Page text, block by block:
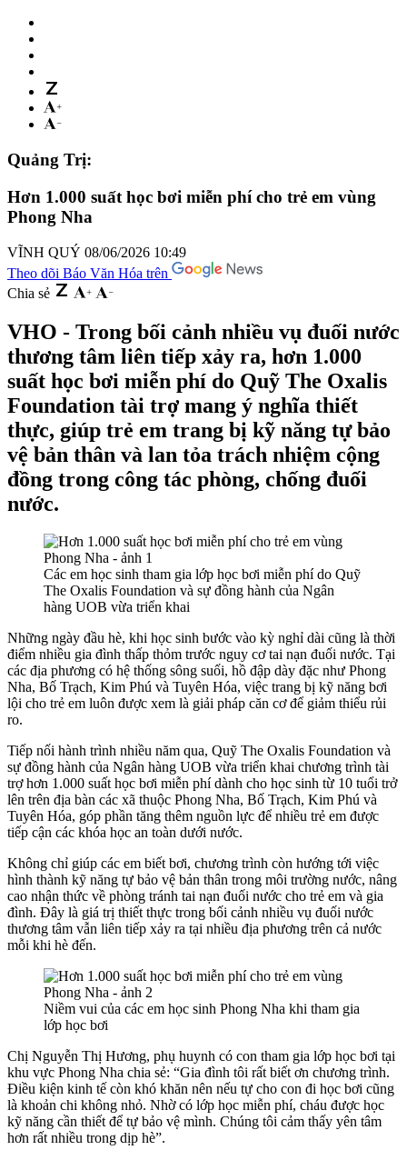
Quảng Trị:
Hơn 1.000 suất học bơi miễn phí cho trẻ em vùng
Phong Nha
VĨNH QUÝ 08/06/2026 10:49
Theo dõi Báo Văn Hóa trên
Chia sẻ
VHO - Trong bối cảnh nhiều vụ đuối nước
thương tâm liên tiếp xảy ra, hơn 1.000
suất học bơi miễn phí do Quỹ The Oxalis
Foundation tài trợ mang ý nghĩa thiết
thực, giúp trẻ em trang bị kỹ năng tự bảo
vệ bản thân và lan tỏa trách nhiệm cộng
đồng trong công tác phòng, chống đuối
nước.
Các em học sinh tham gia lớp học bơi miễn phí do Quỹ
The Oxalis Foundation và sự đồng hành của Ngân
hàng UOB vừa triển khai
Những ngày đầu hè, khi học sinh bước vào kỳ nghỉ dài cũng là thời
điểm nhiều gia đình thấp thỏm trước nguy cơ tai nạn đuối nước. Tại
các địa phương có hệ thống sông suối, hồ đập dày đặc như Phong
Nha, Bố Trạch, Kim Phú và Tuyên Hóa, việc trang bị kỹ năng bơi
lội cho trẻ em luôn được xem là giải pháp căn cơ để giảm thiểu rủi
ro.
Tiếp nối hành trình nhiều năm qua, Quỹ The Oxalis Foundation và
sự đồng hành của Ngân hàng UOB vừa triển khai chương trình tài
trợ hơn 1.000 suất học bơi miễn phí dành cho học sinh từ 10 tuổi trở
lên trên địa bàn các xã thuộc Phong Nha, Bố Trạch, Kim Phú và
Tuyên Hóa, góp phần tăng thêm nguồn lực để nhiều trẻ em được
tiếp cận các khóa học an toàn dưới nước.
Không chỉ giúp các em biết bơi, chương trình còn hướng tới việc
hình thành kỹ năng tự bảo vệ bản thân trong môi trường nước, nâng
cao nhận thức về phòng tránh tai nạn đuối nước cho trẻ em và gia
đình. Đây là giá trị thiết thực trong bối cảnh nhiều vụ đuối nước
thương tâm vẫn liên tiếp xảy ra tại nhiều địa phương trên cả nước
mỗi khi hè đến.
Niềm vui của các em học sinh Phong Nha khi tham gia
lớp học bơi
Chị Nguyễn Thị Hương, phụ huynh có con tham gia lớp học bơi tại
khu vực Phong Nha chia sẻ: “Gia đình tôi rất biết ơn chương trình.
Điều kiện kinh tế còn khó khăn nên nếu tự cho con đi học bơi cũng
là khoản chi không nhỏ. Nhờ có lớp học miễn phí, cháu được học
kỹ năng cần thiết để tự bảo vệ mình. Chúng tôi cảm thấy yên tâm
hơn rất nhiều trong dịp hè”.